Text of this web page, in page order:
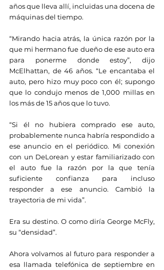
años que lleva allí, incluidas una docena de
máquinas del tiempo.
“Mirando hacia atrás, la única razón por la
que mi hermano fue dueño de ese auto era
para ponerme donde estoy”, dijo
McElhattan, de 46 años. “Le encantaba el
auto, pero hizo muy poco con él; supongo
que lo condujo menos de 1,000 millas en
los más de 15 años que lo tuvo.
“Si él no hubiera comprado ese auto,
probablemente nunca habría respondido a
ese anuncio en el periódico. Mi conexión
con un DeLorean y estar familiarizado con
el auto fue la razón por la que tenía
suficiente confianza para incluso
responder a ese anuncio. Cambió la
trayectoria de mi vida”.
Era su destino. O como diría George McFly,
su “densidad”.
Ahora volvamos al futuro para responder a
esa llamada telefónica de septiembre en